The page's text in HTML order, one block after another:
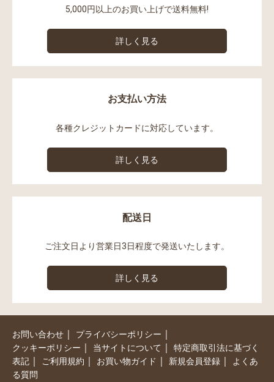
5,000円以上のお買い上げで送料無料!
詳しく見る
お支払い方法
各種クレジットカードに対応しています。
詳しく見る
配送日
ご注文日より営業日3日程度で発送いたします。
詳しく見る
お問い合わせ ｜ プライバシーポリシー ｜
クッキーポリシー ｜ 当サイトについて ｜ 特定商取引法に基づく
表記 ｜ ご利用規約 ｜ お買い物ガイド ｜ 新規会員登録 ｜
よくあ
る質問